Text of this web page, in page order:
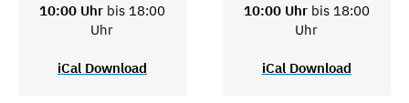
10:00 Uhr bis 18:00
Uhr
iCal Download
10:00 Uhr bis 18:00
Uhr
iCal Download